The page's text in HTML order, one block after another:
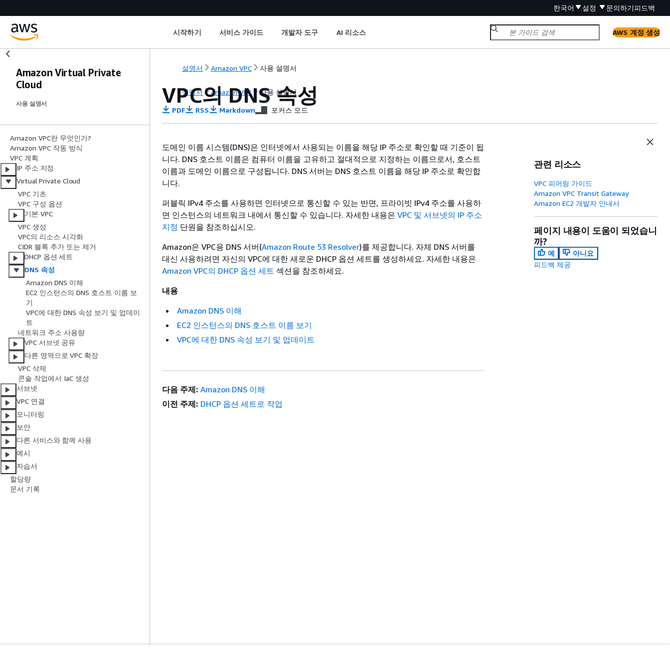
한국어 설정 문의하기피드백
시작하기 서비스 가이드 개발자 도구 AI 리소스 AWS 계정 생성
Amazon Virtual Private
Cloud
사용 설명서
Amazon VPC란 무엇인가?
Amazon VPC 작동 방식
VPC 계획
IP 주소 지정
Virtual Private Cloud
VPC 기초
VPC 구성 옵션
기본 VPC
VPC 생성
VPC의 리소스 시각화
CIDR 블록 추가 또는 제거
DHCP 옵션 세트
DNS 속성
Amazon DNS 이해
EC2 인스턴스의 DNS 호스트 이름 보
기
VPC에 대한 DNS 속성 보기 및 업데이
트
네트워크 주소 사용량
VPC 서브넷 공유
다른 영역으로 VPC 확장
VPC 삭제
콘솔 작업에서 IaC 생성
서브넷
VPC 연결
모니터링
보안
다른 서비스와 함께 사용
예시
자습서
할당량
문서 기록
설명서 Amazon VPC 사용 설명서
설명서 Amazon VPC 사용 설명서
VPC의 DNS 속성
PDF RSS Markdown 포커스 모드
도메인 이름 시스템(DNS)은 인터넷에서 사용되는 이름을 해당 IP 주소로 확인할 때 기준이 됩
니다. DNS 호스트 이름은 컴퓨터 이름을 고유하고 절대적으로 지정하는 이름으로서, 호스트
이름과 도메인 이름으로 구성됩니다. DNS 서버는 DNS 호스트 이름을 해당 IP 주소로 확인합
니다.
퍼블릭 IPv4 주소를 사용하면 인터넷으로 통신할 수 있는 반면, 프라이빗 IPv4 주소를 사용하
면 인스턴스의 네트워크 내에서 통신할 수 있습니다. 자세한 내용은 VPC 및 서브넷의 IP 주소
지정 단원을 참조하십시오.
Amazon은 VPC용 DNS 서버(Amazon Route 53 Resolver)를 제공합니다. 자체 DNS 서버를
대신 사용하려면 자신의 VPC에 대한 새로운 DHCP 옵션 세트를 생성하세요. 자세한 내용은
Amazon VPC의 DHCP 옵션 세트 섹션을 참조하세요.
내용
Amazon DNS 이해
EC2 인스턴스의 DNS 호스트 이름 보기
VPC에 대한 DNS 속성 보기 및 업데이트
관련 리소스
VPC 피어링 가이드
Amazon VPC Transit Gateway
Amazon EC2 개발자 안내서
페이지 내용이 도움이 되었습니
까?
예
아니요
피드백 제공
다음 주제: Amazon DNS 이해
이전 주제: DHCP 옵션 세트로 작업